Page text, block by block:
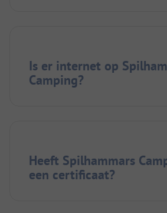
Is er internet op
Camping?
Heeft Spilhammars
een certificaat?